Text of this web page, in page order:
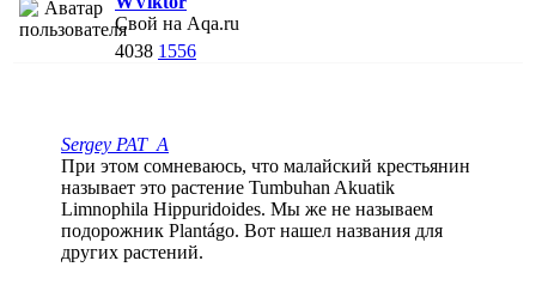
Свой на Aqa.ru
4038 1556
Sergey PAT_A
При этом сомневаюсь, что малайский крестьянин
называет это растение Tumbuhan Akuatik
Limnophila Hippuridoides. Мы же не называем
подорожник Plantágo. Вот нашел названия для
других растений.